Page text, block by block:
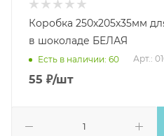
Коробка 250х205х35мм
в шоколаде БЕЛАЯ
Есть в наличии: 60 Арт.:
55 ₽/шт